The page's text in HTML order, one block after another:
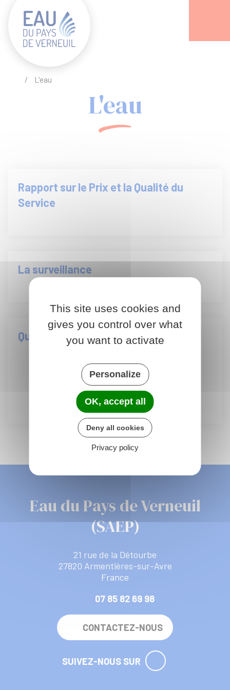
/ L'eau
L'eau
Rapport sur le Prix et la Qualité du
Service
La surveillance
Qualité et analyses
Analyses 2026
Analyses 2025
Analyses 2024
Eau du Pays de Verneuil
(SAEP)
21 rue de la Détourbe
27820 Armentières-sur-Avre
France
07 85 82 69 98
CONTACTEZ-NOUS
SUIVEZ-NOUS SUR
This site uses cookies and
gives you control over what
you want to activate
Personalize
OK, accept all
Deny all cookies
Privacy policy